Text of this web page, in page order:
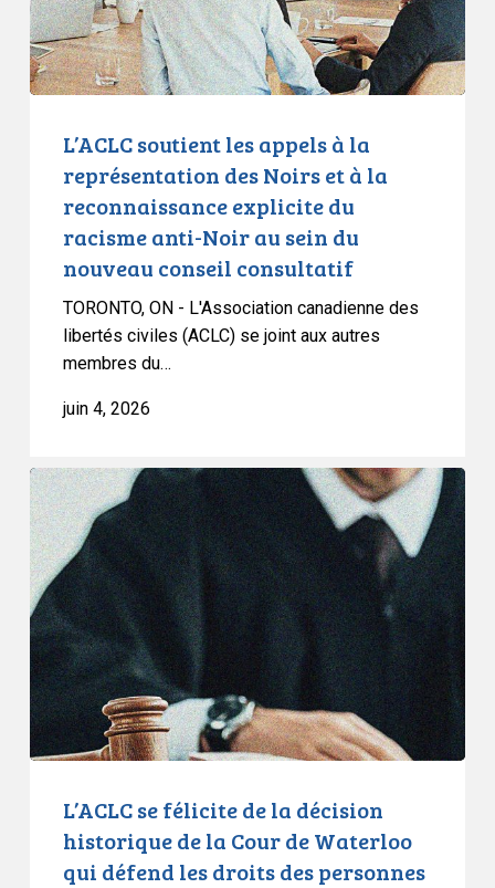
des
Noirs
et
explicite
racisme
nouveau
consultatif
L’ACLC soutient les appels à la
représentation des Noirs et à la
reconnaissance explicite du
racisme anti-Noir au sein du
nouveau conseil consultatif
TORONTO, ON - L'Association canadienne des
libertés civiles (ACLC) se joint aux autres
membres du…
juin 4, 2026
L’ACLC
se
félicite
de
la
décision
historique
de
la
Cour
défend
L’ACLC se félicite de la décision
historique de la Cour de Waterloo
qui défend les droits des personnes